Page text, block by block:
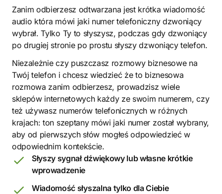
Zanim odbierzesz odtwarzana jest krótka wiadomość
audio która mówi jaki numer telefoniczny dzwoniący
wybrał. Tylko Ty to słyszysz, podczas gdy dzwoniący
po drugiej stronie po prostu słyszy dzwoniący telefon.
Niezależnie czy puszczasz rozmowy biznesowe na
Twój telefon i chcesz wiedzieć że to biznesowa
rozmowa zanim odbierzesz, prowadzisz wiele
sklepów internetowych każdy ze swoim numerem, czy
też używasz numerów telefonicznych w różnych
krajach: ton szeptany mówi jaki numer został wybrany,
aby od pierwszych słów mogłeś odpowiedzieć w
odpowiednim kontekście.
Słyszy sygnał dźwiękowy lub własne krótkie
wprowadzenie
Wiadomość słyszalna tylko dla Ciebie